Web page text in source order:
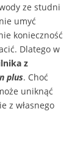
ze studni
umyć
konieczność
Dlatego w
z
plus. Choć
uniknąć
z własnego